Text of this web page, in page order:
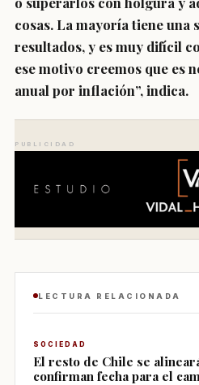
cosas. La mayoría tiene una
resultados, y es muy difícil
ese motivo creemos que es
anual por inflación”, indica.
PUBLICIDAD
LECTURA RELACIONADA
SOCIEDAD
El resto de Chile se
confirman fecha para el